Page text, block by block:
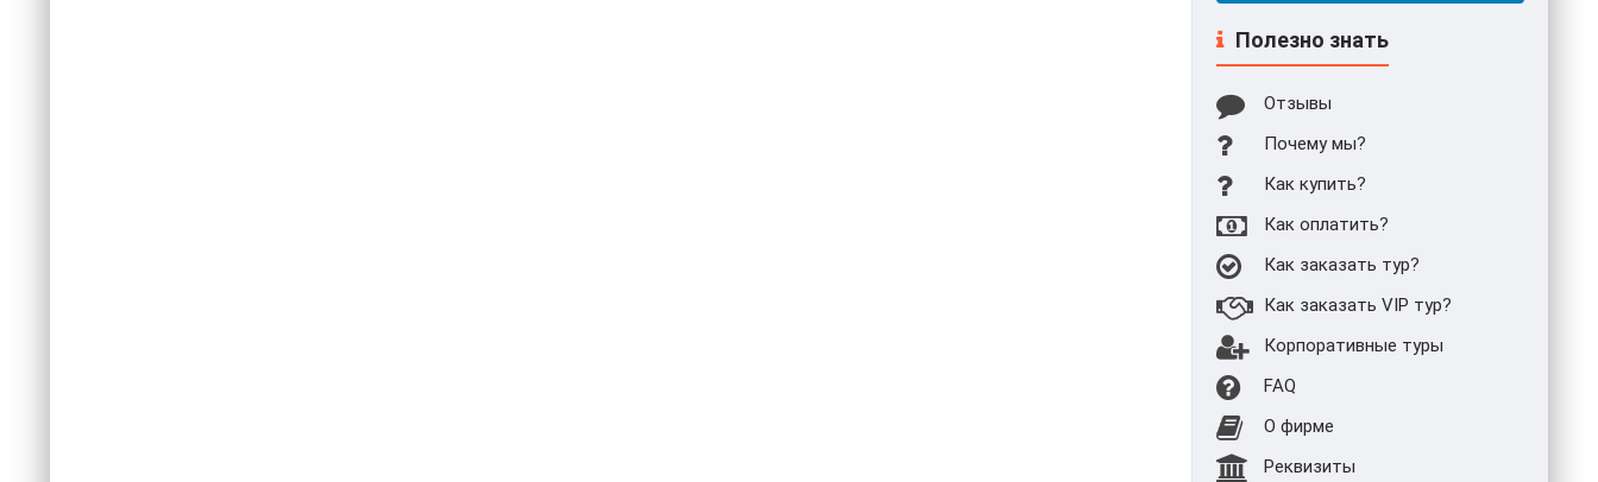
Полезно знать
Отзывы
Почему мы?
Как купить?
Как оплатить?
Как заказать тур?
Как заказать VIP тур?
Корпоративные туры
FAQ
О фирме
Реквизиты